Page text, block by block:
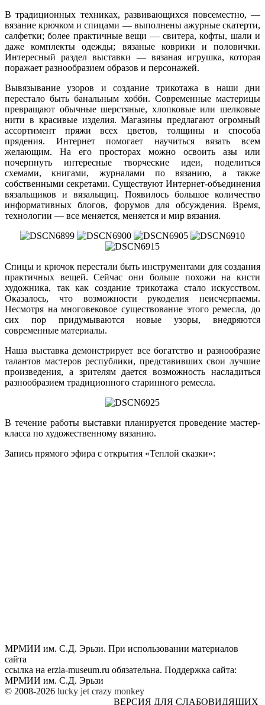
В традиционных техниках, развивающихся повсеместно, —
вязание крючком и спицами — выполнены ажурные скатерти,
салфетки; более практичные вещи — свитера, кофты, шали и
даже комплекты одежды; вязаные коврики и половички.
Интересный раздел выставки — вязаная игрушка, которая
поражает разнообразием образов и персонажей.
Вывязывание узоров и создание трикотажа в наши дни
перестало быть банальным хобби. Современные мастерицы
превращают обычные шерстяные, хлопковые или шелковые
нити в красивые изделия. Магазины предлагают огромный
ассортимент пряжи всех цветов, толщины и способа
прядения. Интернет помогает научиться вязать всем
желающим. На его просторах можно освоить азы или
почерпнуть интересные творческие идеи, поделиться
схемами, книгами, журналами по вязанию, а также
собственными секретами. Существуют Интернет-объединения
вязальщиков и вязальщиц. Появилось большое количество
информативных блогов, форумов для обсуждения. Время,
технологии — все меняется, меняется и мир вязания.
Спицы и крючок перестали быть инструментами для создания
практичных вещей. Сейчас они больше похожи на кисти
художника, так как создание трикотажа стало искусством.
Оказалось, что возможности рукоделия неисчерпаемы.
Несмотря на многовековое существование этого ремесла, до
сих пор придумываются новые узоры, внедряются
современные материалы.
Наша выставка демонстрирует все богатство и разнообразие
талантов мастеров республики, представивших свои лучшие
произведения, а зрителям дается возможность насладиться
разнообразием традиционного старинного ремесла.
В течение работы выставки планируется проведение мастер-
класса по художественному вязанию.
Запись прямого эфира с открытия «Теплой сказки»:
МРМИИ им. С.Д. Эрьзи. При использовании материалов
сайта
ссылка на erzia-museum.ru обязательна. Поддержка сайта:
МРМИИ им. С.Д. Эрьзи
© 2008-2026 lucky jet crazy monkey
ВЕРСИЯ ДЛЯ СЛАБОВИДЯЩИХ